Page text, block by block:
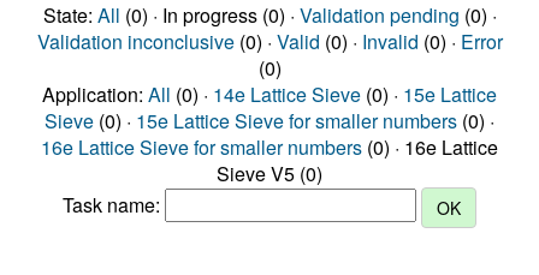
State: All (0) · In progress (0) · Validation pending (0) ·
Validation inconclusive(0) · Valid (0) · Invalid (0) · Error
(0)
Application: All (0) · 14e Lattice Sieve (0) · 15e Lattice
Sieve (0) · 15e Lattice Sieve for smaller numbers (0) ·
16e Lattice Sieve for smaller numbers (0) · 16e Lattice
Sieve V5 (0)
Task name: